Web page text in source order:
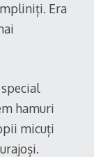
Era
hamuri
micuți